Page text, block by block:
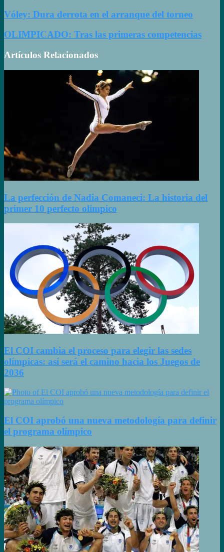
Vóley: Dura derrota en el arranque del torneo
OLIMPICADO: Tras las primeras competencias
Artículos Relacionados
La perfección de Nadia Comaneci: La historia del
primer 10 perfecto olímpico
El COI cambia el proceso para elegir las sedes
olímpicas: así será el camino hacia los Juegos de
2036
El COI aprobó una nueva metodología para definir
el programa olímpico